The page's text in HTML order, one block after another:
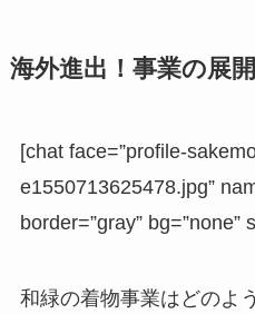
海外進出！事業の展
[chat face=”profile-
e1550713625478.jpg”
border=”gray” bg=”none”
和緑の着物事業はどのよ